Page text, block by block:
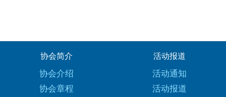
协会简介
协会介绍
协会章程
活动报道
活动通知
活动报道